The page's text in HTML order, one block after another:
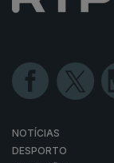
NOTÍCIAS
DESPORTO